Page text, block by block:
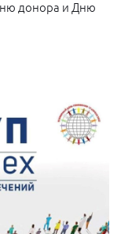
донора и Дню